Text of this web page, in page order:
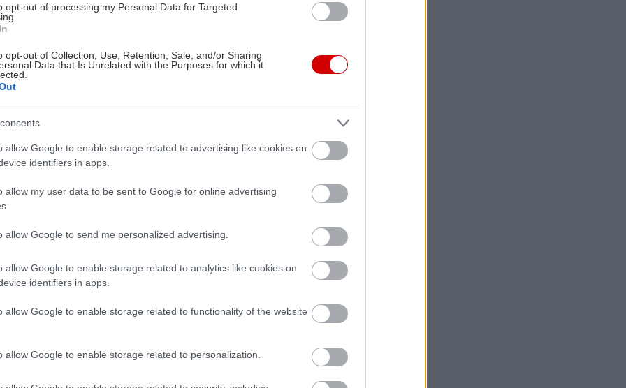
opt-out of processing my Personal Data for Targeted
opt-out of Collection, Use, Retention, Sale, and/or Sharing
Data that Is Unrelated with the Purposes for which it
allow Google to enable storage related to advertising like cookies on
identifiers in apps.
allow my user data to be sent to Google for online advertising
allow Google to send me personalized advertising.
allow Google to enable storage related to analytics like cookies on
identifiers in apps.
allow Google to enable storage related to functionality of the website
allow Google to enable storage related to personalization.
για τη ρύθμιση της αγοράς των βραχυχρόνιων μισθώσεων
υπουργός Τουρισμού Βασίλης Κικίλιας, κατά τη διάρκεια
ο Σύνδεσμος Ελληνικών Τουριστικών Επιχειρήσεων
ότι τις προσεχείς ημέρες πρόκειται, με επιστολή του προς
Booking και Expedia, να αιτηθεί τον διαχωρισμό της διαφήμισης
από τα καταλύματα που διατίθενται με όρους βραχυχρόνιας
θα στείλω επιστολές σε πλατφόρμες όπως η Booking και η
το κομμάτι διαφήμισης που έχει να κάνει με τα
που έχει να κάνει με τις βραχυχρόνιες μισθώσεις κ.λπ.
ξενοδοχεία χωρίς αστέρια. Δεν μπορεί εκεί που
είναι ένα κομμάτι που θα ξεκαθαριστεί», υπογράμμισε ο υπουργός